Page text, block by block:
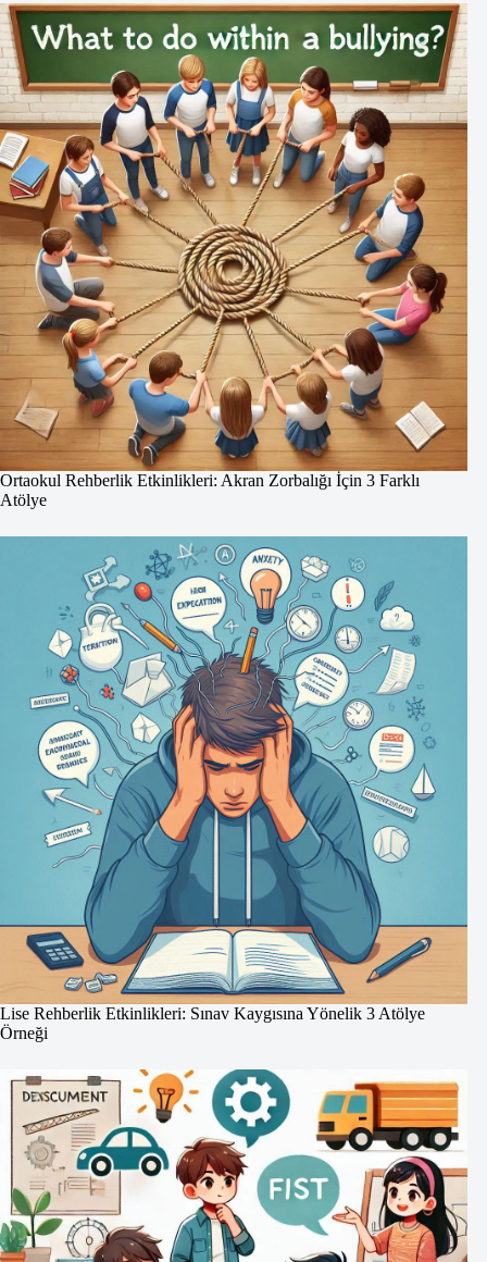
Ortaokul Rehberlik Etkinlikleri: Akran Zorbalığı İçin 3 Farklı
Atölye
Lise Rehberlik Etkinlikleri: Sınav Kaygısına Yönelik 3 Atölye
Örneği